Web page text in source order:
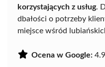
korzystających z usług.
dbałości o potrzeby
miejsce wśród
Ocena w Google: 4.9